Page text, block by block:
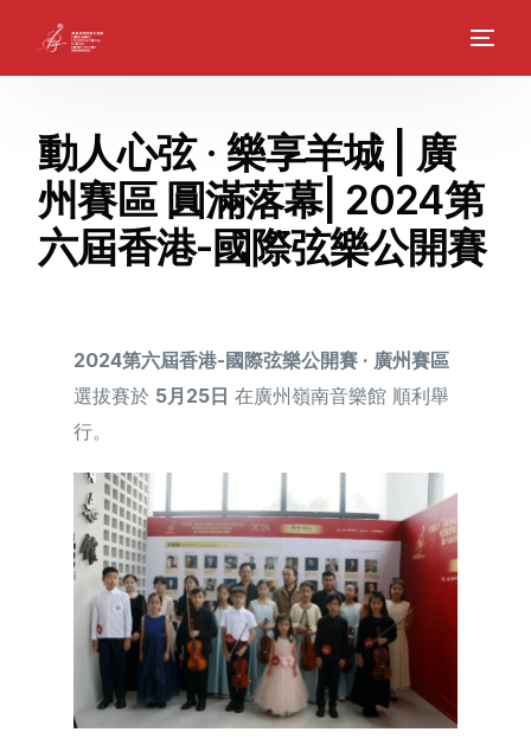
動人心弦 · 樂享羊城 | 廣
州賽區 圓滿落幕| 2024第
六屆香港-國際弦樂公開賽
2024第六屆香港-國際弦樂公開賽 · 廣州賽區
選拔賽於 5月25日 在廣州嶺南音樂館 順利舉
行。
繁體中文